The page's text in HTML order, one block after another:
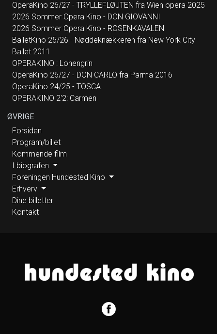
OperaKino 26/27 - TRYLLEFLØJTEN fra Wien opera 2025
2026 Sommer Opera Kino - DON GIOVANNI
2026 Sommer Opera Kino - ROSENKAVALEN
BalletKino 25/26 - Nøddeknækkeren fra New York City
Ballet 2011
OPERAKINO : Lohengrin
OperaKino 26/27 - DON CARLO fra Parma 2016
OperaKino 24/25 - TOSCA
OPERAKINO 2'2: Carmen
ØVRIGE
Forsiden
Program/billet
Kommende film
I biografen
Foreningen Hundested Kino
Erhverv
Dine billetter
Kontakt